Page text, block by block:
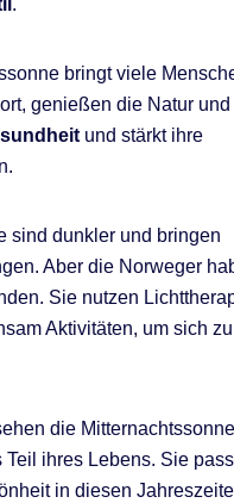
.
bringt viele
genießen die Natur
und stärkt ihre
sind dunkler und bringen
Aber die Norweger
Sie nutzen
Aktivitäten, um sich zu
die
Teil ihres Lebens. Sie
in diesen